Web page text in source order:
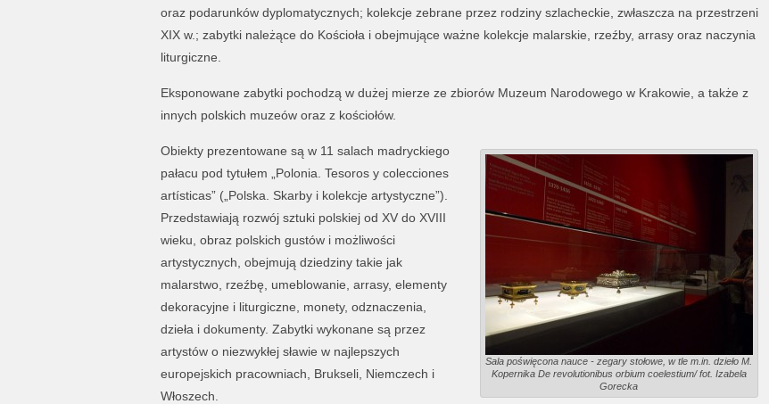
oraz podarunków dyplomatycznych; kolekcje zebrane przez rodziny szlacheckie, zwłaszcza na przestrzeni
XIX w.; zabytki należące do Kościoła i obejmujące ważne kolekcje malarskie, rzeźby, arrasy oraz naczynia
liturgiczne.
Eksponowane zabytki pochodzą w dużej mierze ze zbiorów Muzeum Narodowego w Krakowie, a także z
innych polskich muzeów oraz z kościołów.
Sala poświęcona nauce - zegary stołowe, w tle m.in. dzieło M.
Kopernika De revolutionibus orbium coelestium/ fot. Izabela
Gorecka
Obiekty prezentowane są w 11 salach madryckiego
pałacu pod tytułem „Polonia. Tesoros y colecciones
artísticas” („Polska. Skarby i kolekcje artystyczne”).
Przedstawiają rozwój sztuki polskiej od XV do XVIII
wieku, obraz polskich gustów i możliwości
artystycznych, obejmują dziedziny takie jak
malarstwo, rzeźbę, umeblowanie, arrasy, elementy
dekoracyjne i liturgiczne, monety, odznaczenia,
dzieła i dokumenty. Zabytki wykonane są przez
artystów o niezwykłej sławie w najlepszych
europejskich pracowniach, Brukseli, Niemczech i
Włoszech.